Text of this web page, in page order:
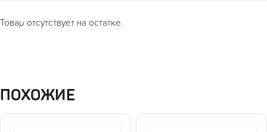
Товар отсутствует на остатке.
ПОХОЖИЕ